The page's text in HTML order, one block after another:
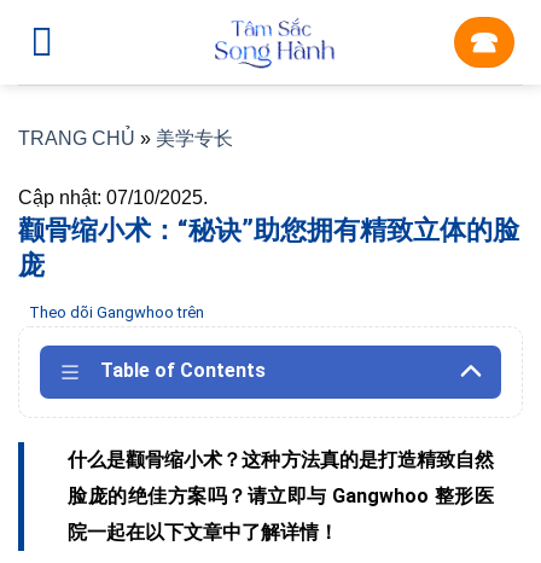
☎︎
TRANG CHỦ » 美学专长
Cập nhật: 07/10/2025.
颧骨缩小术：“秘诀”助您拥有精致立体的脸
庞
Theo dõi Gangwhoo trên
Table of Contents
什么是颧骨缩小术？这种方法真的是打造精致自然
脸庞的绝佳方案吗？请立即与 Gangwhoo 整形医
院一起在以下文章中了解详情！